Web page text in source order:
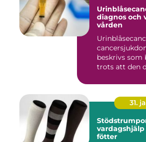
Urinblåsecancer
diagnos och
vården
beskrivs
trots att den
31.
Stödstrumpor
fötter